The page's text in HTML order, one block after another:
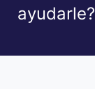
ayudarle?